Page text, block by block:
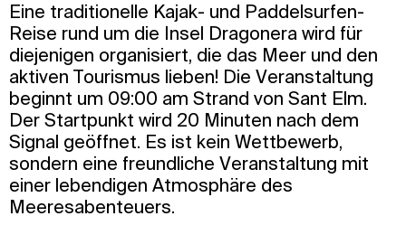
Eine traditionelle Kajak- und Paddelsurfen-
Reise rund um die Insel Dragonera wird für
diejenigen organisiert, die das Meer und den
aktiven Tourismus lieben! Die Veranstaltung
beginnt um 09:00 am Strand von Sant Elm.
Der Startpunkt wird 20 Minuten nach dem
Signal geöffnet. Es ist kein Wettbewerb,
sondern eine freundliche Veranstaltung mit
einer lebendigen Atmosphäre des
Meeresabenteuers.